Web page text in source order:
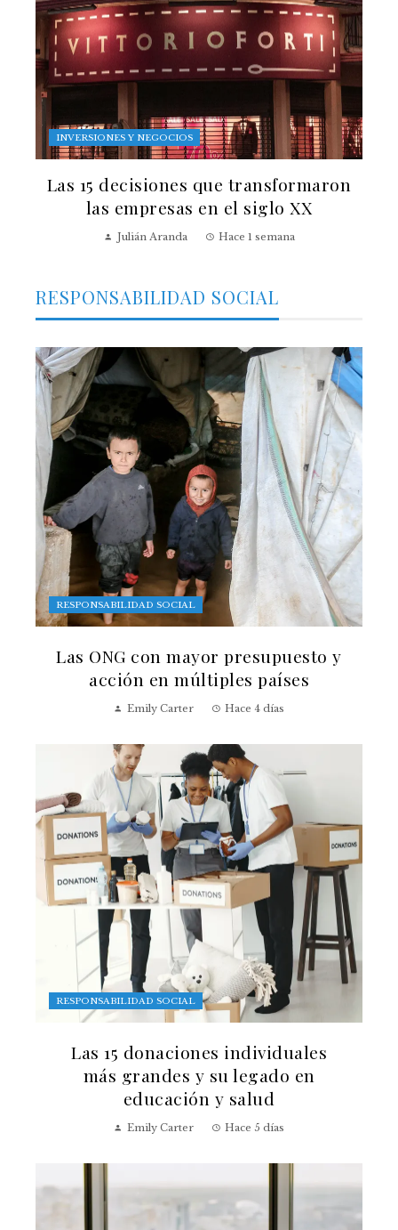
INVERSIONES Y NEGOCIOS
Las 15 decisiones que transformaron
las empresas en el siglo XX
Julián Aranda Hace 1 semana
RESPONSABILIDAD SOCIAL
RESPONSABILIDAD SOCIAL
Las ONG con mayor presupuesto y
acción en múltiples países
Emily Carter Hace 4 días
RESPONSABILIDAD SOCIAL
Las 15 donaciones individuales
más grandes y su legado en
educación y salud
Emily Carter Hace 5 días